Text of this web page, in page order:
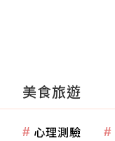
美食旅遊
心理測驗